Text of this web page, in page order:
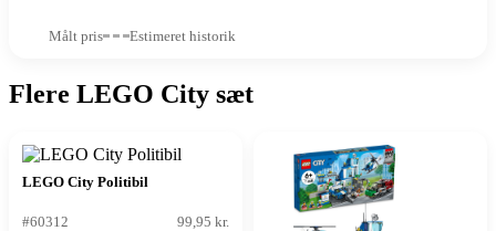
Målt pris Estimeret historik
Flere LEGO City sæt
LEGO City Politibil
#60312 99,95 kr.